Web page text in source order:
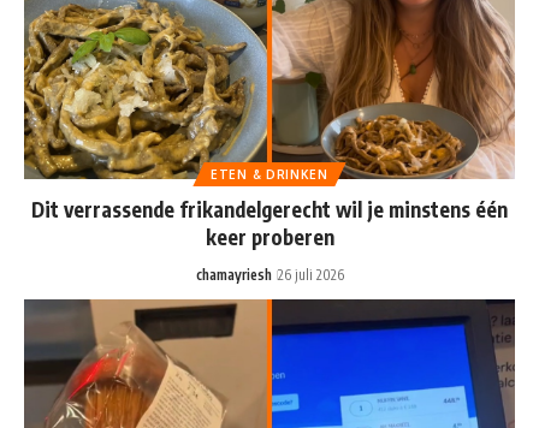
ETEN & DRINKEN
Dit verrassende frikandelgerecht wil je minstens één
keer proberen
chamayriesh 26 juli 2026